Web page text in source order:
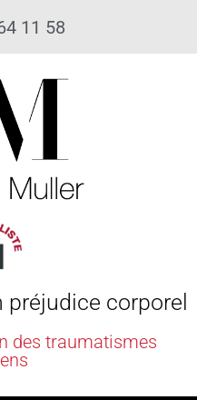
11 58
corporel
des traumatismes